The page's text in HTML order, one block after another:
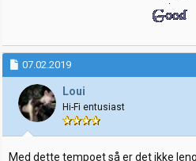
07.02.2019
Loui
Hi-Fi entusiast
Med dette tempoet så er det ikke